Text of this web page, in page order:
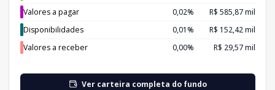
Valores a pagar
0,02%
R$ 585,87 mil
Disponibilidades
0,01%
R$ 152,42 mil
Valores a receber
0,00% R$ 29,57 mil
Ver carteira completa do fundo